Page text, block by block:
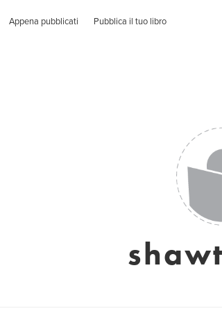
Appena pubblicati Pubblica il tuo libro